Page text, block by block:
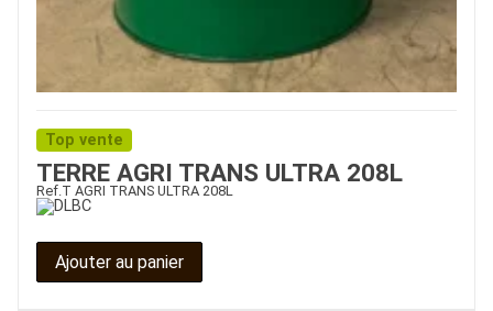
Top vente
TERRE AGRI TRANS ULTRA 208L
Ref.T AGRI TRANS ULTRA 208L
Ajouter au panier